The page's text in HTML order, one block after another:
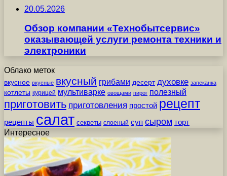
20.05.2026
Обзор компании «Технобытсервис»
оказывающей услуги ремонта техники и
электроники
Облако меток
вкусное вкусные вкусный грибами десерт духовке запеканка
котлеты курицей мультиварке овощами пирог полезный
приготовить приготовления простой рецепт
рецепты салат секреты слоеный суп сыром торт
Интересное